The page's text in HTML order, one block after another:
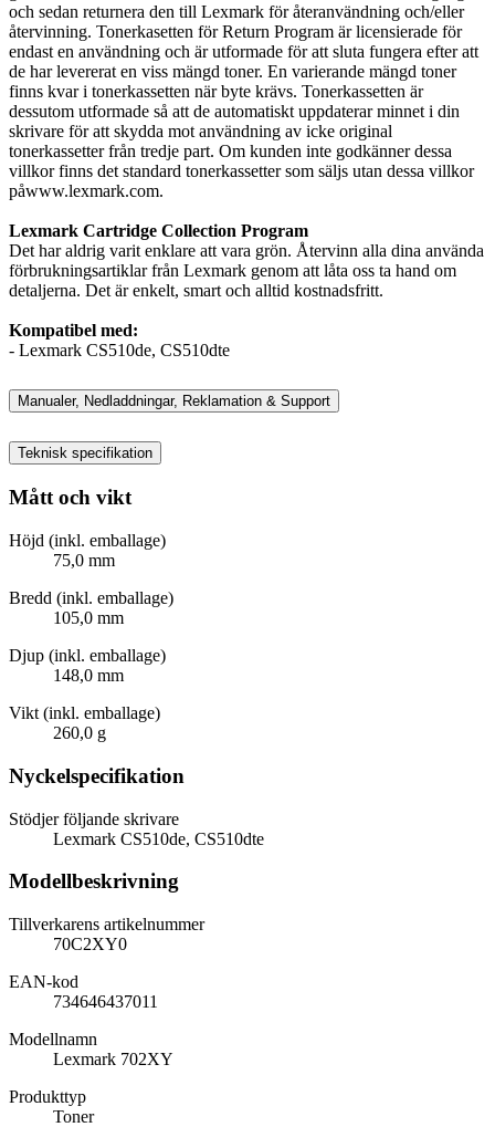
och sedan returnera den till Lexmark för återanvändning och/eller
återvinning. Tonerkasetten för Return Program är licensierade för
endast en användning och är utformade för att sluta fungera efter att
de har levererat en viss mängd toner. En varierande mängd toner
finns kvar i tonerkassetten när byte krävs. Tonerkassetten är
dessutom utformade så att de automatiskt uppdaterar minnet i din
skrivare för att skydda mot användning av icke original
tonerkassetter från tredje part. Om kunden inte godkänner dessa
villkor finns det standard tonerkassetter som säljs utan dessa villkor
påwww.lexmark.com.
Lexmark Cartridge Collection Program
Det har aldrig varit enklare att vara grön. Återvinn alla dina använda
förbrukningsartiklar från Lexmark genom att låta oss ta hand om
detaljerna. Det är enkelt, smart och alltid kostnadsfritt.
Kompatibel med:
- Lexmark CS510de, CS510dte
Manualer, Nedladdningar, Reklamation & Support
Teknisk specifikation
Mått och vikt
Höjd (inkl. emballage)
75,0 mm
Bredd (inkl. emballage)
105,0 mm
Djup (inkl. emballage)
148,0 mm
Vikt (inkl. emballage)
260,0 g
Nyckelspecifikation
Stödjer följande skrivare
Lexmark CS510de, CS510dte
Modellbeskrivning
Tillverkarens artikelnummer
70C2XY0
EAN-kod
734646437011
Modellnamn
Lexmark 702XY
Produkttyp
Toner